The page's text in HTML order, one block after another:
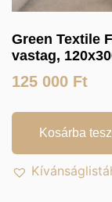
Green Textile
vastag,
125 000 Ft
Kosárba